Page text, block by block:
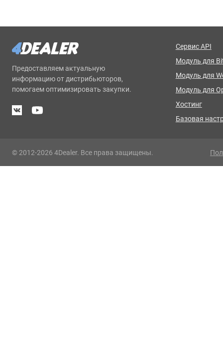
Предоставляем актуальную
информацию от дистрибьюторов,
помогаем оптимизировать закупки.
Сервис API
Модуль для
Модуль для
Модуль для
Хостинг
Базовая
© 2012-2026 4Dealer. Все права защищены.